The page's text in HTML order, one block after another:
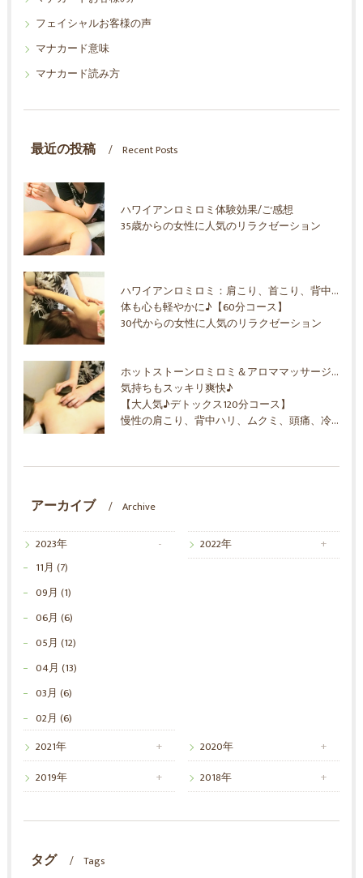
フェイシャルお客様の声
マナカード意味
マナカード読み方
最近の投稿 Recent Posts
ハワイアンロミロミ体験効果/ご感想
35歳からの女性に人気のリラクゼーション
ハワイアンロミロミ：肩こり、首こり、背中ハリ、ムクミ、ストレス解消
体も心も軽やかに♪【60分コース】
30代からの女性に人気のリラクゼーション
ホットストーンロミロミ＆アロママッサージオイル
気持ちもスッキリ爽快♪
【大人気♪デトックス120分コース】
慢性の肩こり、背中ハリ、ムクミ、頭痛、冷え！30代からの女性に人気のリラクゼーション
アーカイブ Archive
2023年
11月 (7)
09月 (1)
06月 (6)
05月 (12)
04月 (13)
03月 (6)
02月 (6)
2022年
2021年
2020年
2019年
2018年
タグ Tags